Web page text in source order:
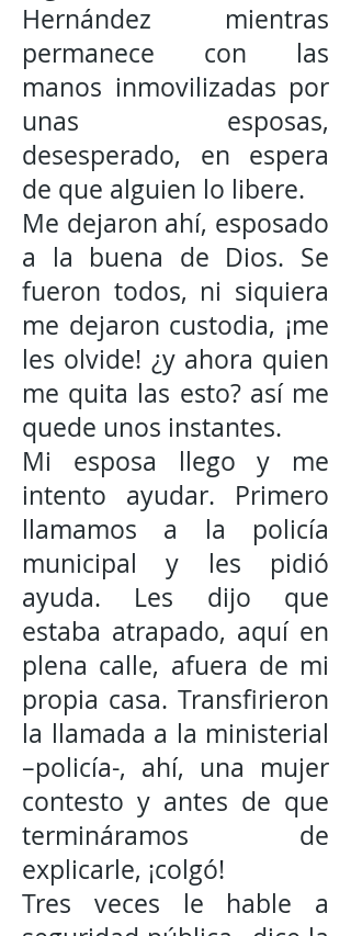
Hernández mientras
permanece con las
manos inmovilizadas por
unas esposas,
desesperado, en espera
de que alguien lo libere.
Me dejaron ahí, esposado
a la buena de Dios. Se
fueron todos, ni siquiera
me dejaron custodia, ¡me
les olvide! ¿y ahora quien
me quita las esto? así me
quede unos instantes.
Mi esposa llego y me
intento ayudar. Primero
llamamos a la policía
municipal y les pidió
ayuda. Les dijo que
estaba atrapado, aquí en
plena calle, afuera de mi
propia casa. Transfirieron
la llamada a la ministerial
–policía-, ahí, una mujer
contesto y antes de que
termináramos de
explicarle, ¡colgó!
Tres veces le hable a